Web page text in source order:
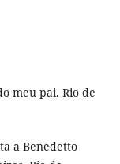
meu pai. Rio de
a Benedetto